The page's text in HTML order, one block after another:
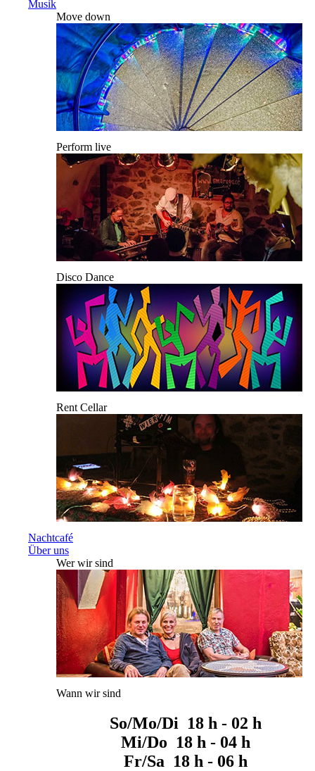
Musik
Move down
Perform live
Disco Dance
Rent Cellar
Nachtcafé
Über uns
Wer wir sind
Wann wir sind
So/Mo/Di 18 h - 02 h
Mi/Do 18 h - 04 h
Fr/Sa 18 h - 06 h